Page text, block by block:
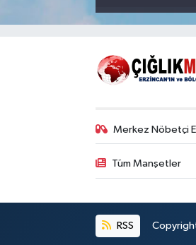
Merkez Nöbetçi
Tüm Manşetler
RSS Copyright